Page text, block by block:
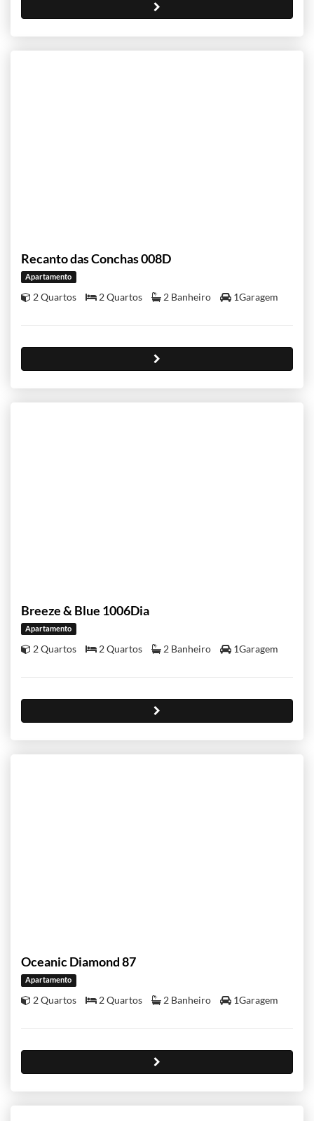
Recanto das Conchas 008D
Apartamento
2 Quartos 2 Quartos 2 Banheiro 1Garagem
Breeze & Blue 1006Dia
Apartamento
2 Quartos 2 Quartos 2 Banheiro 1Garagem
Oceanic Diamond 87
Apartamento
2 Quartos 2 Quartos 2 Banheiro 1Garagem